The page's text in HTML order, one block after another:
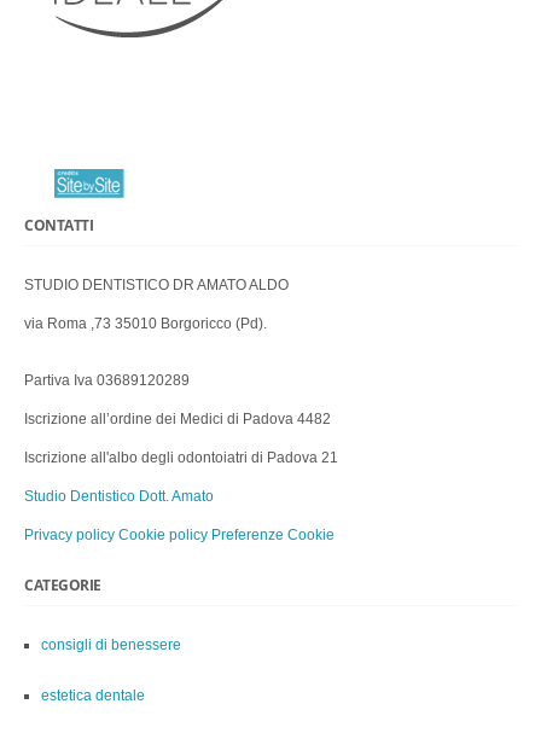
CONTATTI
STUDIO DENTISTICO DR AMATO ALDO
via Roma ,73 35010 Borgoricco (Pd).
Partiva Iva 03689120289
Iscrizione all’ordine dei Medici di Padova 4482
Iscrizione all'albo degli odontoiatri di Padova 21
Studio Dentistico Dott. Amato
Privacy policy Cookie policy Preferenze Cookie
CATEGORIE
consigli di benessere
estetica dentale